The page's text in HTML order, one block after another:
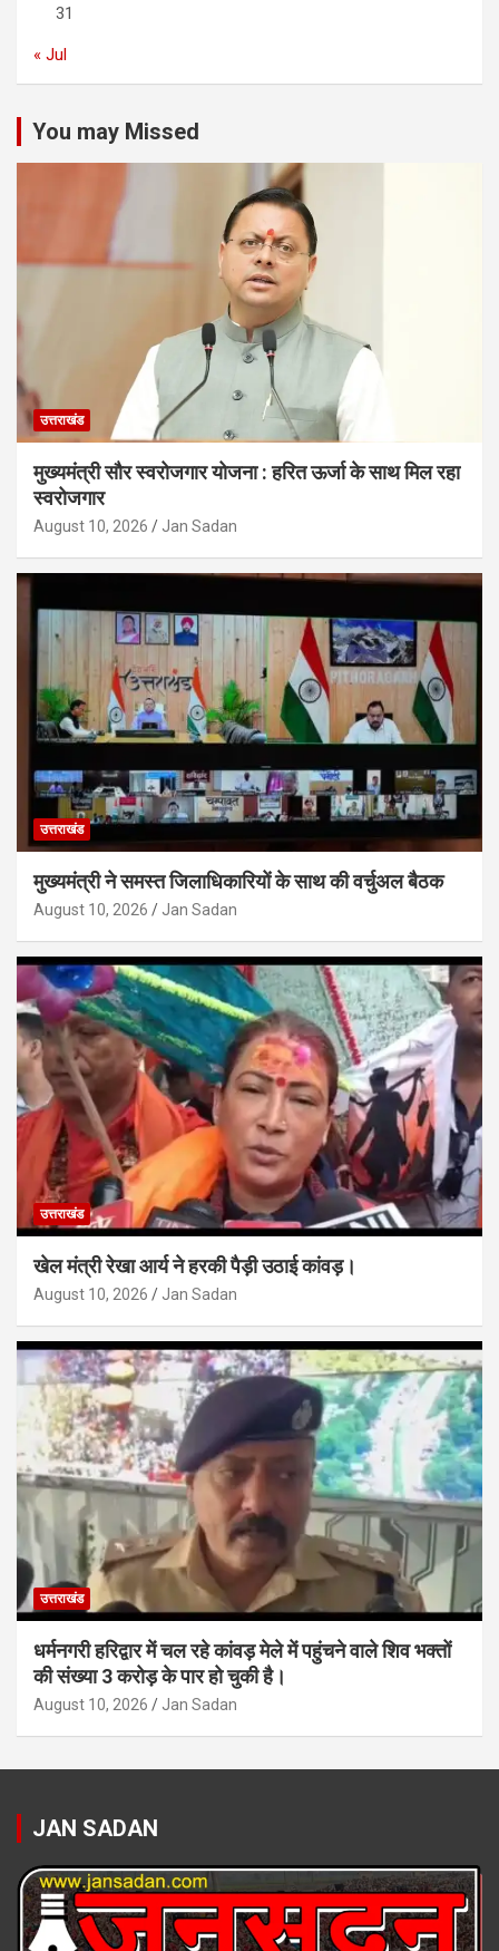
31
« Jul
You may Missed
उत्तराखंड
मुख्यमंत्री सौर स्वरोजगार योजना : हरित ऊर्जा के साथ मिल रहा
स्वरोजगार
August 10, 2026 Jan Sadan
उत्तराखंड
मुख्यमंत्री ने समस्त जिलाधिकारियों के साथ की वर्चुअल बैठक
August 10, 2026 Jan Sadan
उत्तराखंड
खेल मंत्री रेखा आर्य ने हरकी पैड़ी उठाई कांवड़।
August 10, 2026 Jan Sadan
उत्तराखंड
धर्मनगरी हरिद्वार में चल रहे कांवड़ मेले में पहुंचने वाले शिव भक्तों
की संख्या 3 करोड़ के पार हो चुकी है।
August 10, 2026 Jan Sadan
JAN SADAN